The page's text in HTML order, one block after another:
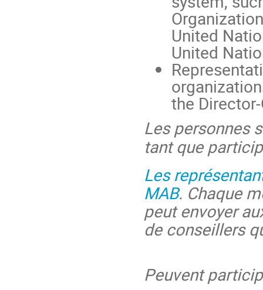
United
United
the
Les personnes
tant que
Les
MAB. Chaque
peut envoyer
de conseillers
Peuvent